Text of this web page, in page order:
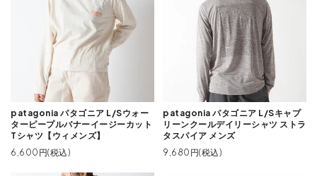
patagonia パタゴニア L/Sウォー
ターピープルバナーイージーカット
Tシャツ【ウィメンズ】
6,600円(税込)
patagonia パタゴニア L/Sキャプ
リーンクールデイリーシャツ ストラ
タスパイア メンズ
9,680円(税込)